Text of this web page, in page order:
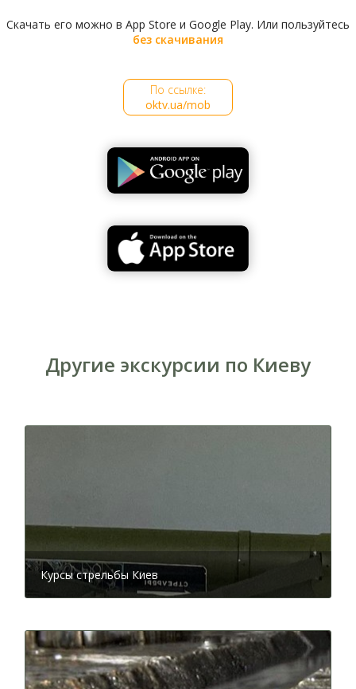
Скачать его можно в App Store и Google Play. Или пользуйтесь
без скачивания
По ссылке:
oktv.ua/mob
Другие экскурсии по Киеву
Курсы стрельбы Киев